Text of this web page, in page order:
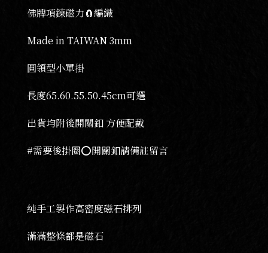
佛牌項鍊磁力🧲編織
Made in TAIWAN 3mm
圓領型小單掛
長度65.60.55.50.45cm可選
出貨均附後開關釦 方便配戴
#需要後掛圈⭕️開關釦請備註留言
純手工製作高密度磁石排列
滿滿整條都是磁石